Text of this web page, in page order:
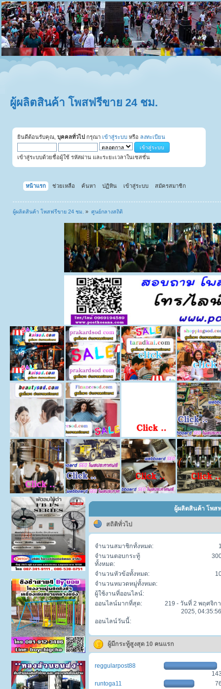
ผู้ผลิตสินค้า โพสฟรีขาย 24 ชม.
ยินดีต้อนรับคุณ, บุคคลทั่วไป กรุณา เข้าสู่ระบบ หรือ ลงทะเบียน
เข้าสู่ระบบด้วยชื่อผู้ใช้ รหัสผ่าน และระยะเวลาในเซสชั่น
หน้าแรก ช่วยเหลือ ค้นหา ปฏิทิน เข้าสู่ระบบ สมัครสมาชิก
ผู้ผลิตสินค้า โพสฟรีขาย 24 ชม. » ศูนย์กลางสถิติ
ผู้ผลิตสินค้า โพส
สถิติทั่วไป
จำนวนสมาชิกทั้งหมด:
จำนวนตอบกระทู้
ทั้งหมด:
จำนวนหัวข้อทั้งหมด:
จำนวนหมวดหมู่ทั้งหมด:
ผู้ใช้งานที่ออนไลน์:
ออนไลน์มากที่สุด:
219 - วันที่ 2 พฤศจิก
2025,
ออนไลน์วันนี้:
ผู้มีกระทู้สูงสุด 10 คนแรก
reggularpost88
runtoga11